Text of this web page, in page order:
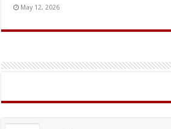
May 12, 2026